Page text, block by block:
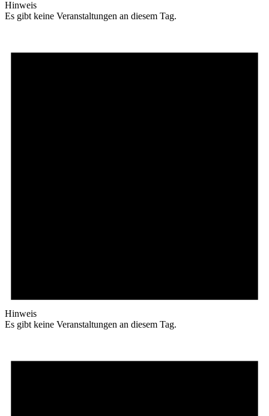
Hinweis
Es gibt keine Veranstaltungen an diesem Tag.
Hinweis
Es gibt keine Veranstaltungen an diesem Tag.